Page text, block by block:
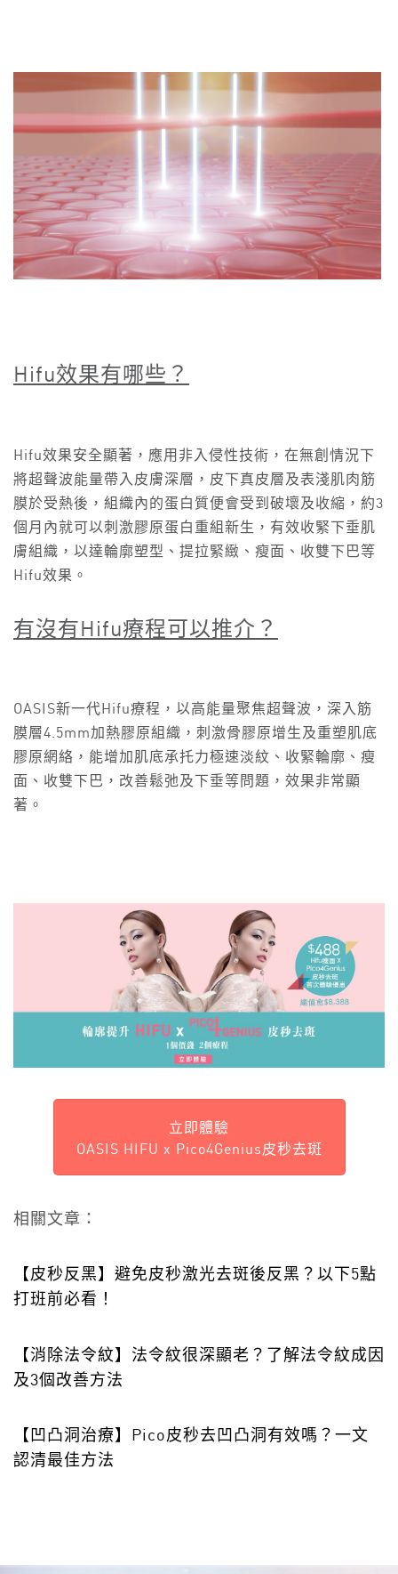
Hifu效果有哪些？
Hifu效果安全顯著，應用非入侵性技術，在無創情況下
將超聲波能量帶入皮膚深層，皮下真皮層及表淺肌肉筋
膜於受熱後，組織內的蛋白質便會受到破壞及收縮，約3
個月內就可以刺激膠原蛋白重組新生，有效收緊下垂肌
膚組織，以達輪廓塑型、提拉緊緻、瘦面、收雙下巴等
Hifu效果。
有沒有Hifu療程可以推介？
OASIS新一代Hifu療程，以高能量聚焦超聲波，深入筋
膜層4.5mm加熱膠原組織，刺激骨膠原增生及重塑肌底
膠原網絡，能增加肌底承托力極速淡紋、收緊輪廓、瘦
面、收雙下巴，改善鬆弛及下垂等問題，效果非常顯
著。
立即體驗
OASIS HIFU x Pico4Genius皮秒去斑
相關文章：
【皮秒反黑】避免皮秒激光去斑後反黑？以下5點
打班前必看！
【消除法令紋】法令紋很深顯老？了解法令紋成因
及3個改善方法
【凹凸洞治療】Pico皮秒去凹凸洞有效嗎？一文
認清最佳方法